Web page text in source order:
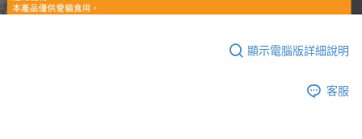
顯示電腦版詳細說明
客服